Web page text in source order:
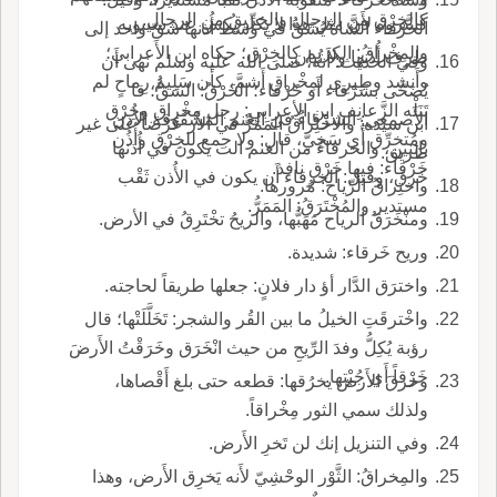
كالخِرْق من الرجال والخِرِّيقُ من الرجال.
كسَّروه لأَنَّ مثل هذا لا يكاد يكس عند سيبويه
والمِخْراقُ: الكريم كالخِرْق؛ حكاه ابن الأَعرابي؛
وأَنشد وطِيرِي لمِخْراقٍ أَشمَّ، كأَن سَلِيمُ رِماحٍ لم
تَنَلْه الزَّعانِف ابن الأعرابي: رجل مِخْراق وخِرْق
ومُتخرِّق أَي سَخِيّ، قال: ولا جمع للخِرْق وأُذُن
خَرْقاء: فيها خَرْق نافذ.
الخرْقاء الشاة يُشَقُّ في وسط أُذنها شَقّ واحد إلى
طرف أُذنها ولا تُبان.
وفي الحديث: أَنه، صلى الله عليه وسلم نَهى أَن
يُضَحَّى بشَرْقاء أَو خَرْقاء؛ الخَرْقُ: الشقُّ؛ قا
الأَصمعي: الشرْقاءُ في الغنم المَشقُوقة الأُذن
بإثنين، والخرقاءُ من الغنم الت يكون في أُذنها
خَرق، وقيل: الخرقاء أَن يكون في الأُذن ثَقْب
مستدير والمُخْتَرَقُ: المَمَرُّ.
ابن سيده: والاخْتِراقُ المَمَرُّ في الأَر عَرْضاً على غير
طريق.
واختِراقُ الرِّياح: مُرورها.
ومنْخَرَقُ الرياح مَهَبُّها، والريحُ تخْتَرِقُ في الأرض.
وريح خَرقاء: شديدة.
واخترَق الدَّار أؤ دار فلانٍ: جعلها طريقاً لحاجته.
واخْترقَتِ الخيلُ ما بين القُر والشجر: تَخَلَّلَتْها؛ قال
رؤبة يُكِلُّ وفدَ الرِّيحِ من حيث انْخَرَق وخَرَقْتُ الأَرضَ
خَرْقاً أَي جُبْتها.
وخرقَ الأَرض يخرُقها: قطعه حتى بلغ أَقْصاها،
ولذلك سمي الثور مِخْراقاً.
وفي التنزيل إنك لن تَخرِ الأَرض.
والمِخراقُ: الثَّوْر الوحْشِيّ لأَنه يَخرِق الأَرض، وهذا